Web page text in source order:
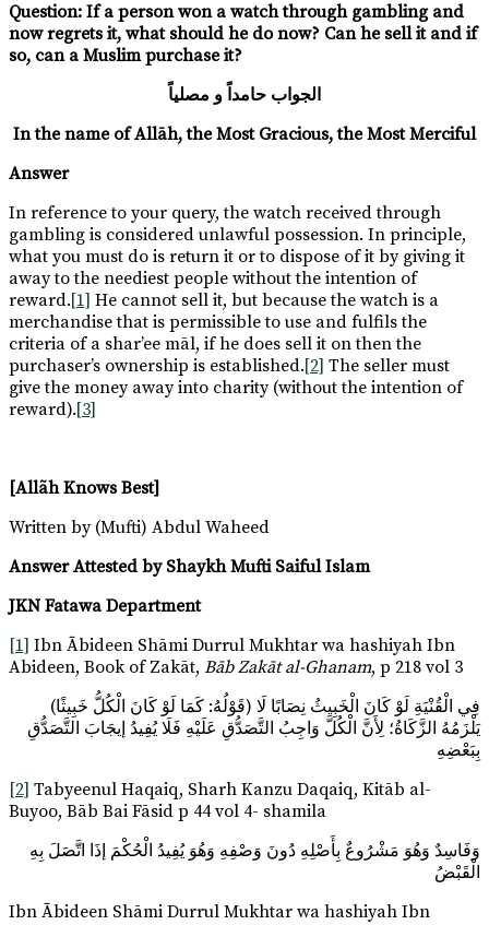
Question: If a person won a watch through gambling and
now regrets it, what should he do now? Can he sell it and if
so, can a Muslim purchase it?
الجواب حامداً و مصلياً
In the name of Allāh, the Most Gracious, the Most Merciful
Answer
In reference to your query, the watch received through
gambling is considered unlawful possession. In principle,
what you must do is return it or to dispose of it by giving it
away to the neediest people without the intention of
reward.[1] He cannot sell it, but because the watch is a
merchandise that is permissible to use and fulfils the
criteria of a shar’ee māl, if he does sell it on then the
purchaser’s ownership is established.[2] The seller must
give the money away into charity (without the intention of
reward).[3]
[Allãh Knows Best]
Written by (Mufti) Abdul Waheed
Answer Attested by Shaykh Mufti Saiful Islam
JKN Fatawa Department
[1] Ibn Ābideen Shāmi Durrul Mukhtar wa hashiyah Ibn
Abideen, Book of Zakāt, Bāb Zakāt al-Ghanam, p 218 vol 3
(قَوْلُهُ: كَمَا لَوْ كَانَ الْكُلُّ خَبِيثًا) فِي الْقُنْيَةِ لَوْ كَانَ الْخَبِيثُ نِصَابًا لَا
يَلْزَمُهُ الزَّكَاةُ؛ لِأَنَّ الْكُلَّ وَاجِبُ التَّصَدُّقِ عَلَيْهِ فَلَا يُفِيدُ إيجَابَ التَّصَدُّقِ
بِبَعْضِهِ
[2] Tabyeenul Haqaiq, Sharh Kanzu Daqaiq, Kitāb al-
Buyoo, Bāb Bai Fāsid p 44 vol 4- shamila
وَفَاسِدٌ وَهُوَ مَشْرُوعٌ بِأَصْلِهِ دُونَ وَصْفِهِ وَهُوَ يُفِيدُ الْحُكْمَ إذَا اتَّصَلَ بِهِ
الْقَبْضُ
Ibn Ābideen Shāmi Durrul Mukhtar wa hashiyah Ibn